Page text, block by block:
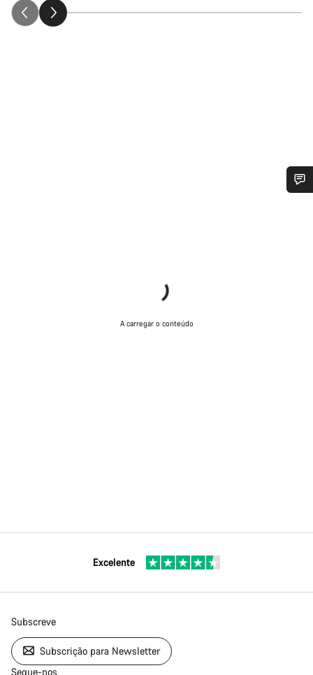
A carregar o conteúdo
Excelente
Subscreve
Subscrição para Newsletter
Segue-nos
Iniciar Chat